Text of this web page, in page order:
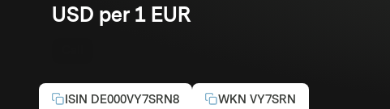
USD per 1 EUR
ISIN DE000VY7SRN8 WKN VY7SRN